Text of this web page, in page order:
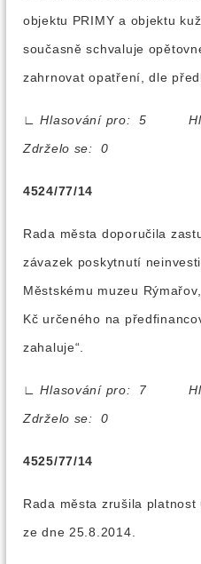
objektu PRIMY a objektu
současně schvaluje
zahrnovat opatření, dle
∟
Hlasování pro: 5
Zdrželo se: 0
4524/77/14
Rada města doporučila
závazek poskytnutí
Městskému muzeu
Kč určeného na
zahaluje“.
∟
Hlasování pro: 7
Zdrželo se: 0
4525/77/14
Rada města zrušila
ze dne 25.8.2014.